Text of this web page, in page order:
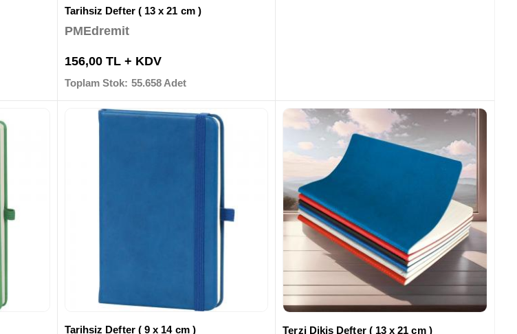
Tarihsiz Defter ( 13 x 21 cm )
PMEdremit
156,00 TL + KDV
Toplam Stok: 55.658 Adet
Tarihsiz Defter ( 9 x 14 cm ) Terzi Dikiş Defter ( 13 x 21 cm )